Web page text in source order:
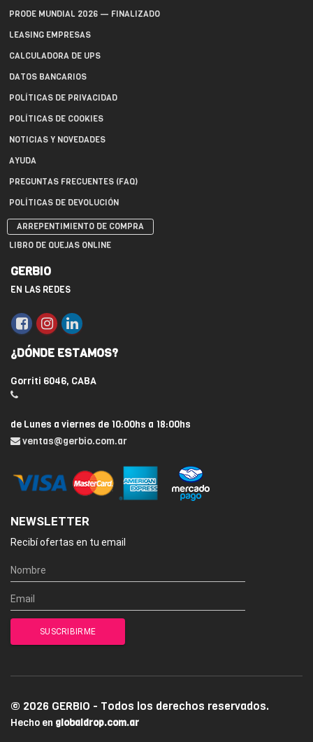
PRODE MUNDIAL 2026 — FINALIZADO
LEASING EMPRESAS
CALCULADORA DE UPS
DATOS BANCARIOS
POLÍTICAS DE PRIVACIDAD
POLÍTICAS DE COOKIES
NOTICIAS Y NOVEDADES
AYUDA
PREGUNTAS FRECUENTES (FAQ)
POLÍTICAS DE DEVOLUCIÓN
ARREPENTIMIENTO DE COMPRA
LIBRO DE QUEJAS ONLINE
GERBIO
EN LAS REDES
¿DÓNDE ESTAMOS?
Gorriti 6046, CABA
de Lunes a viernes de 10:00hs a 18:00hs
ventas@gerbio.com.ar
NEWSLETTER
Recibí ofertas en tu email
© 2026 GERBIO - Todos los derechos reservados.
Hecho en globaldrop.com.ar